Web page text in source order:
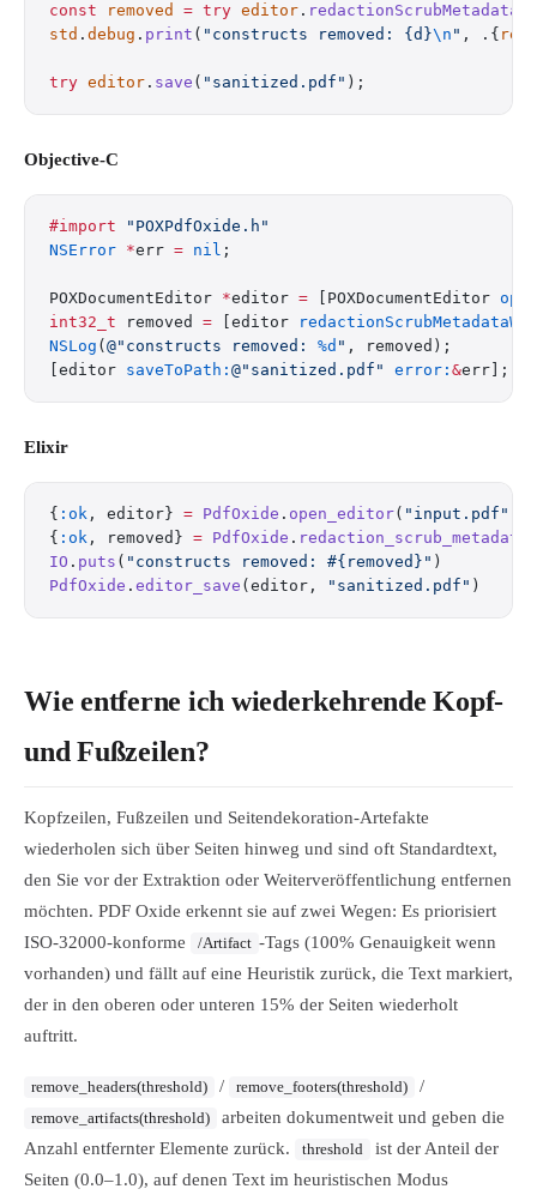
const removed = try editor . redactionScrubMetadata
std . debug . print ( "constructs removed: {d}\n " , .{
try editor . save ( "sanitized.pdf" );
Objective-C
#import "POXPdfOxide.h"
NSError *err = nil ;
POXDocumentEditor *editor = [POXDocumentEditor
int32_t removed = [editor
NSLog ( @"constructs removed: %d " , removed);
[editor saveToPath: @"sanitized.pdf" error: &err];
Elixir
{ :ok , editor} = PdfOxide . open_editor( "input.pdf"
{ :ok , removed} = PdfOxide . redaction_scrub_metadata
IO . puts ( "constructs removed: #{removed} " )
PdfOxide . editor_save (editor, "sanitized.pdf" )
Wie entferne ich wiederkehrende Kopf-
und Fußzeilen?
Kopfzeilen, Fußzeilen und Seitendekoration-Artefakte
wiederholen sich über Seiten hinweg und sind oft Standardtext,
den Sie vor der Extraktion oder Weiterveröffentlichung entfernen
möchten. PDF Oxide erkennt sie auf zwei Wegen: Es priorisiert
ISO-32000-konforme
/Artifact -Tags (100% Genauigkeit wenn
vorhanden) und fällt auf eine Heuristik zurück, die Text markiert,
der in den oberen oder unteren 15% der Seiten wiederholt
auftritt.
remove_headers(threshold) / remove_footers(threshold) /
remove_artifacts(threshold)
arbeiten dokumentweit und geben die
Anzahl entfernter Elemente zurück.
threshold
ist der Anteil der
Seiten (0.0–1.0), auf denen Text im heuristischen Modus